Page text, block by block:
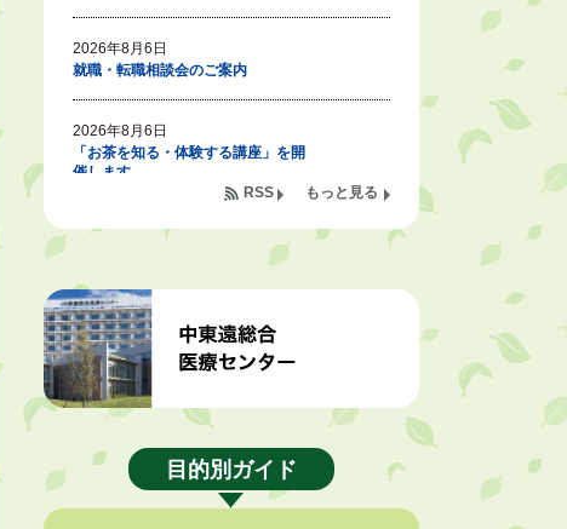
2026年8月6日
就職・転職相談会のご案内
2026年8月6日
「お茶を知る・体験する講座」を開
催します
2026年8月5日
ジュビロ磐田（情報提供・お知ら
2026年8月5日
掛川市広告入り窓口封筒無償提供者
募集
【日本DX大賞2026】ポスターセッ
ション最優秀賞を受賞しました！
もっと見る
RSS
目的別ガイド